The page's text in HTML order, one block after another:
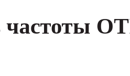
частоты